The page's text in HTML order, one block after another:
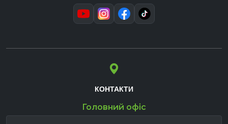
КОНТАКТИ
Головний офіс